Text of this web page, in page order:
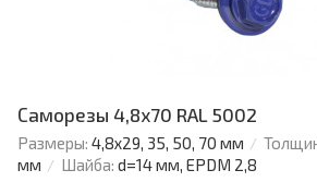
Саморезы 4,8х70 RAL 5002
Размеры: 4,8х29, 35, 50, 70 мм
мм
Шайба: d=14 мм, EPDM 2,8